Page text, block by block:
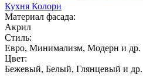
Кухня Колори
Материал фасада:
Акрил
Стиль:
Евро, Минимализм, Модерн и др.
Цвет:
Бежевый, Белый, Глянцевый и др.